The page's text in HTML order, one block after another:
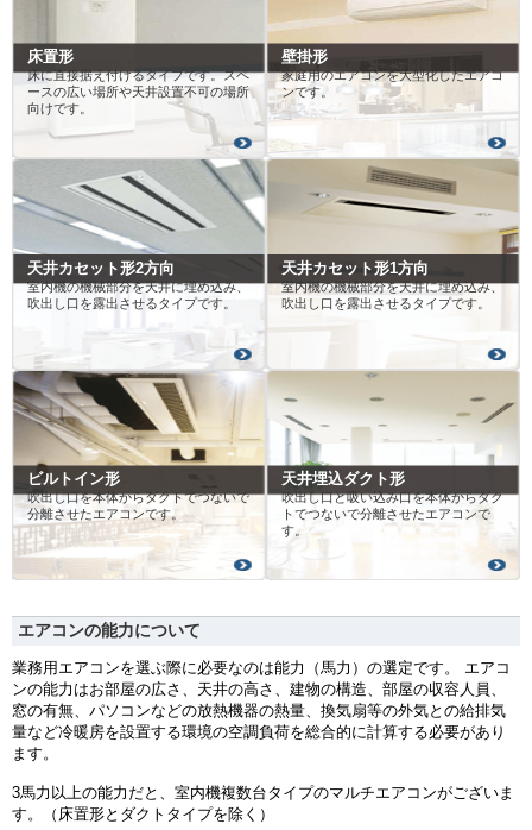
床置形
床に直接据え付けるタイプです。スペ
ースの広い場所や天井設置不可の場所
向けです。
壁掛形
家庭用のエアコンを大型化したエアコ
ンです。
天井カセット形2方向
室内機の機械部分を天井に埋め込み、
吹出し口を露出させるタイプです。
天井カセット形1方向
室内機の機械部分を天井に埋め込み、
吹出し口を露出させるタイプです。
ビルトイン形
吹出し口を本体からダクトでつないで
分離させたエアコンです。
天井埋込ダクト形
吹出し口と吸い込み口を本体からダク
トでつないで分離させたエアコンで
す。
エアコンの能力について
業務用エアコンを選ぶ際に必要なのは能力（馬力）の選定です。 エアコ
ンの能力はお部屋の広さ、天井の高さ、建物の構造、部屋の収容人員、
窓の有無、パソコンなどの放熱機器の熱量、換気扇等の外気との給排気
量など冷暖房を設置する環境の空調負荷を総合的に計算する必要があり
ます。
3馬力以上の能力だと、室内機複数台タイプのマルチエアコンがございま
す。（床置形とダクトタイプを除く）